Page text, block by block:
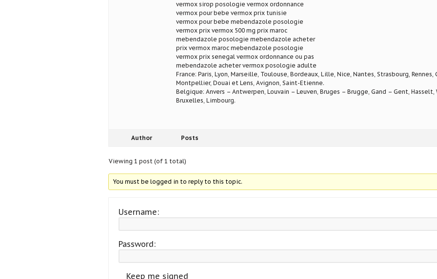
vermox sirop posologie vermox ordonnance
vermox pour bebe vermox prix tunisie
vermox pour bebe mebendazole posologie
vermox prix vermox 500 mg prix maroc
mebendazole posologie mebendazole acheter
prix vermox maroc mebendazole posologie
vermox prix senegal vermox ordonnance ou pas
mebendazole acheter vermox posologie adulte
France: Paris, Lyon, Marseille, Toulouse, Bordeaux, Lille, Nice, Nantes, Strasbourg, Rennes,
Montpellier, Douai et Lens, Avignon, Saint-Etienne.
Belgique: Anvers – Antwerpen, Louvain – Leuven, Bruges – Brugge, Gand – Gent, Hasselt,
Bruxelles, Limbourg.
Author Posts
Viewing 1 post (of 1 total)
You must be logged in to reply to this topic.
Username:
Password:
Keep me signed